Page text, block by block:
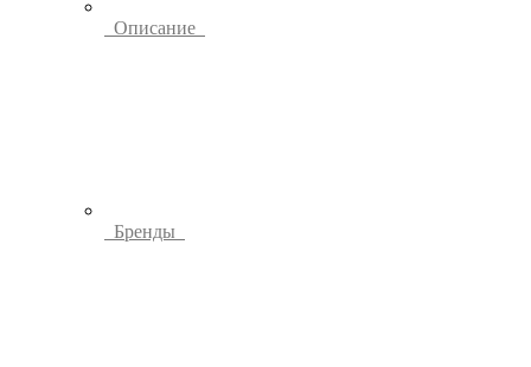
Описание
Бренды